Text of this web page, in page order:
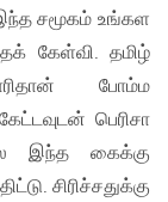
சமூகம் உங்கள
கேள்வி. தமிழ்
போம்ம
பெரிசா
இந்த கைக்கு
சிரிச்சதுக்கு